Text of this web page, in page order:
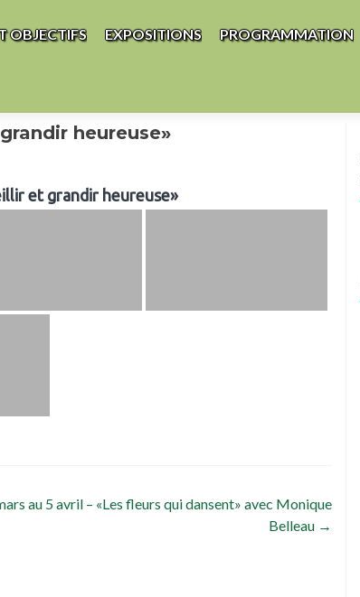
OBJECTIFS EXPOSITIONS PROGRAMMATION
heureuse»
et grandir heureuse»
au 5 avril – «Les fleurs qui dansent» avec Monique
Belleau →